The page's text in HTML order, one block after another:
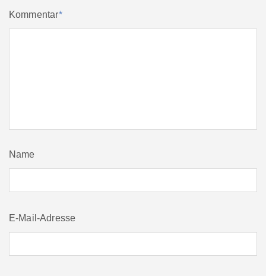
Kommentar*
Name
E-Mail-Adresse